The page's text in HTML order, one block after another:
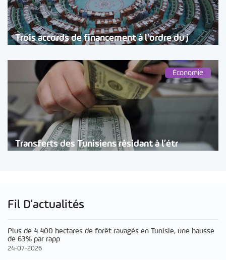
Trois accords de financement à l’ordre du j
Économie
Transferts des Tunisiens résidant à l’étr
Fil D'actualités
Plus de 4 400 hectares de forêt ravagés en Tunisie, une hausse
de 63% par rapp
24-07-2026